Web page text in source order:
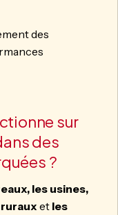
des
sur
des
?
les usines,
et les